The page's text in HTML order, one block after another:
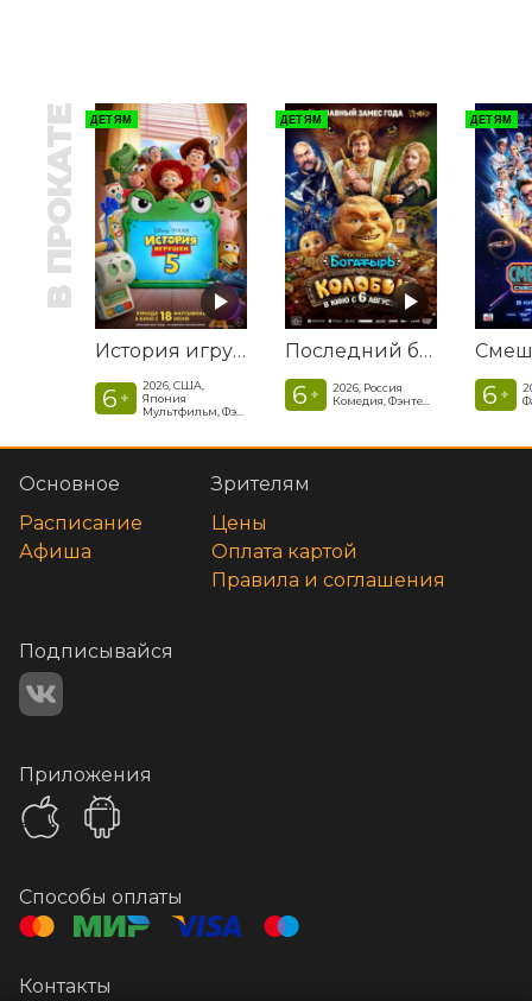
В ПРОКАТЕ ДЕТЯМ
История игрушек 5
6 +
2026, США,
Япония
ДЕТЯМ
Последний богатырь. Колобок
6 +
2026, Россия
Комедия, Фэнтези, Приключения
ДЕТЯМ
6 +
Основное
Расписание
Афиша
Зрителям
Цены
Оплата картой
Правила и соглашения
Подписывайся
Приложения
Способы оплаты
Контакты